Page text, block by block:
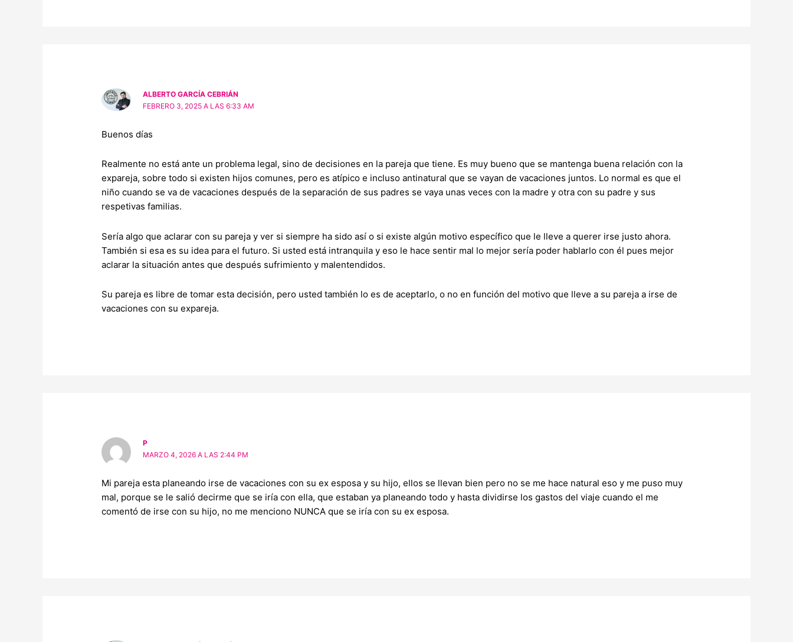
ALBERTO GARCÍA CEBRIÁN
FEBRERO 3, 2025 A LAS 6:33 AM
Buenos días
Realmente no está ante un problema legal, sino de decisiones en la pareja que tiene. Es muy bueno que se mantenga buena relación con la
expareja, sobre todo si existen hijos comunes, pero es atípico e incluso antinatural que se vayan de vacaciones juntos. Lo normal es que el
niño cuando se va de vacaciones después de la separación de sus padres se vaya unas veces con la madre y otra con su padre y sus
respetivas familias.
Sería algo que aclarar con su pareja y ver si siempre ha sido así o si existe algún motivo específico que le lleve a querer irse justo ahora.
También si esa es su idea para el futuro. Si usted está intranquila y eso le hace sentir mal lo mejor sería poder hablarlo con él pues mejor
aclarar la situación antes que después sufrimiento y malentendidos.
Su pareja es libre de tomar esta decisión, pero usted también lo es de aceptarlo, o no en función del motivo que lleve a su pareja a irse de
vacaciones con su expareja.
P
MARZO 4, 2026 A LAS 2:44 PM
Mi pareja esta planeando irse de vacaciones con su ex esposa y su hijo, ellos se llevan bien pero no se me hace natural eso y me puso muy
mal, porque se le salió decirme que se iría con ella, que estaban ya planeando todo y hasta dividirse los gastos del viaje cuando el me
comentó de irse con su hijo, no me menciono NUNCA que se iría con su ex esposa.